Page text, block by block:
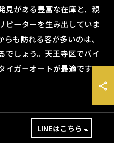
見がある豊富な在庫と、親
ピーターを生み出していま
も訪れる客が多いのは、
でしょう。天王寺区でバイ
イガーオートが最適です。
バイクカスタム
LINEはこちら